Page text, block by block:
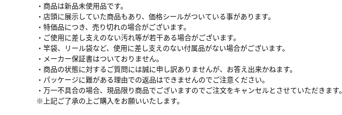
・商品は新品未使用品です。
・店頭に展示していた商品もあり、価格シールがついている事があります。
・特価品につき、売り切れの場合がございます。
・ご使用に差し支えのない汚れ等が若干ある場合がございます。
・竿袋、リール袋など、使用に差し支えのない付属品がない場合がございます。
・メーカー保証書はついておりません。
・商品の状態に対するご質問には誠に申し訳ありませんが、お答え出来かねます。
・パッケージに難がある理由での返品はできませんのでご注意ください。
・万一不具合の場合、現品限り商品でございますのでご注文をキャンセルとさせていただきます。
※上記ご了承の上ご購入をお願いいたします。